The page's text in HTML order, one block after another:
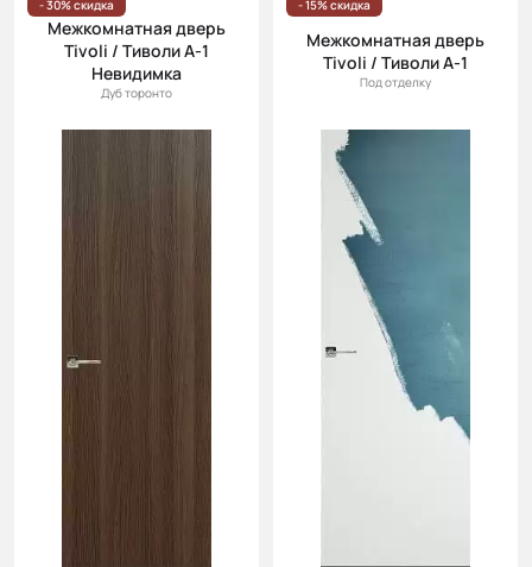
- 30% скидка
Межкомнатная дверь
Tivoli / Тиволи А-1
Невидимка
Дуб торонто
- 15% скидка
Межкомнатная дверь
Tivoli / Тиволи А-1
Под отделку